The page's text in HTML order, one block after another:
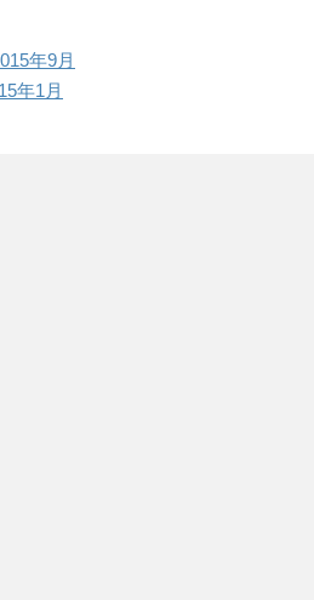
年9月
年1月